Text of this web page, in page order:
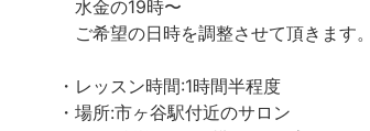
水金の19時〜⁡
ご希望の日時を調整させて頂きます。⁡
・レッスン時間:1時間半程度⁡
・場所:市ヶ谷駅付近のサロン⁡